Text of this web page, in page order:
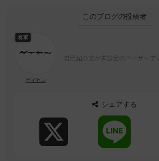
このブログの投稿者
将軍
ゲイセン
自己紹介文が未設定のユーザーです
シェアする